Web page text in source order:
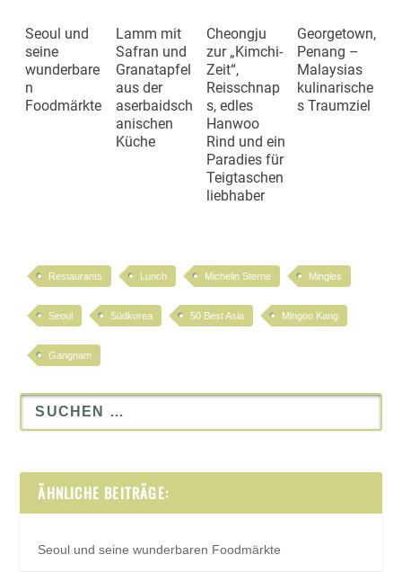
Seoul und
seine
wunderbare
n
Foodmärkte
Lamm mit
Safran und
Granatapfel
aus der
aserbaidsch
anischen
Küche
Cheongju
zur „Kimchi-
Zeit“,
Reisschnap
s, edles
Hanwoo
Rind und ein
Paradies für
Teigtaschen
liebhaber
Georgetown,
Penang –
Malaysias
kulinarische
s Traumziel
Restaurants Lunch Michelin Sterne Mingles
Seoul Südkorea 50 Best Asia Mingoo Kang
Gangnam
ÄHNLICHE BEITRÄGE:
Seoul und seine wunderbaren Foodmärkte